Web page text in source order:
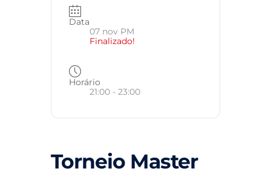
Data
07 nov PM
Finalizado!
Horário
21:00 - 23:00
Torneio Master